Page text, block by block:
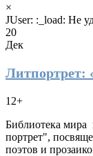
×
JUser: :_load: Не
20
Дек
Литпортрет:
12+
Библиотека мира
портрет",
поэтов и